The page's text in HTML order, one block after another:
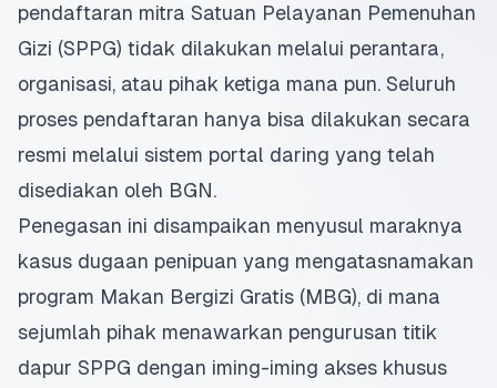
pendaftaran mitra Satuan Pelayanan Pemenuhan
Gizi (SPPG) tidak dilakukan melalui perantara,
organisasi, atau pihak ketiga mana pun. Seluruh
proses pendaftaran hanya bisa dilakukan secara
resmi melalui sistem portal daring yang telah
disediakan oleh BGN.
Penegasan ini disampaikan menyusul maraknya
kasus dugaan penipuan yang mengatasnamakan
program Makan Bergizi Gratis (MBG), di mana
sejumlah pihak menawarkan pengurusan titik
dapur SPPG dengan iming-iming akses khusus